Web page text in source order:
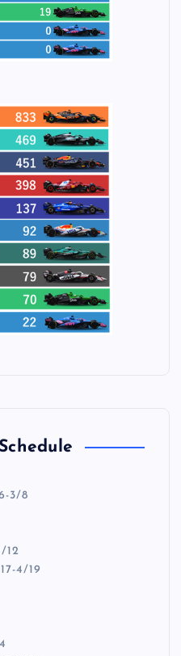
3/8
12
4/19